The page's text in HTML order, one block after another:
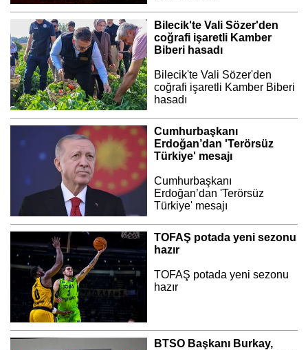
Bilecik'te Vali Sözer'den
coğrafi işaretli Kamber
Biberi hasadı
Bilecik'te Vali Sözer'den
coğrafi işaretli Kamber Biberi
hasadı
Cumhurbaşkanı
Erdoğan’dan 'Terörsüz
Türkiye' mesajı
Cumhurbaşkanı
Erdoğan’dan 'Terörsüz
Türkiye' mesajı
TOFAŞ potada yeni sezonu
hazır
TOFAŞ potada yeni sezonu
hazır
BTSO Başkanı Burkay,